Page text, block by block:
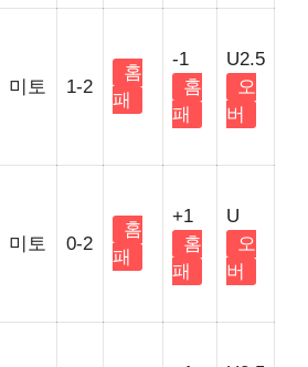
미토 1-2
홈
패
-1
홈
패
U2.5
오
버
미토 0-2
홈
패
+1
홈
패
U
오
버